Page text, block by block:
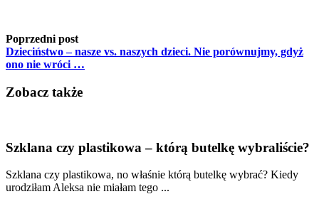
Poprzedni post
Dzieciństwo – nasze vs. naszych dzieci. Nie porównujmy, gdyż
ono nie wróci …
Zobacz także
Szklana czy plastikowa – którą butelkę wybraliście?
Szklana czy plastikowa, no właśnie którą butelkę wybrać? Kiedy
urodziłam Aleksa nie miałam tego ...